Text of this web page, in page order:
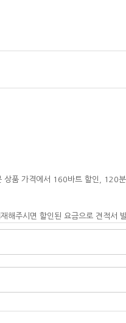
품 가격에서 160바트 할인, 120
해주시면 할인된 요금으로 견적서